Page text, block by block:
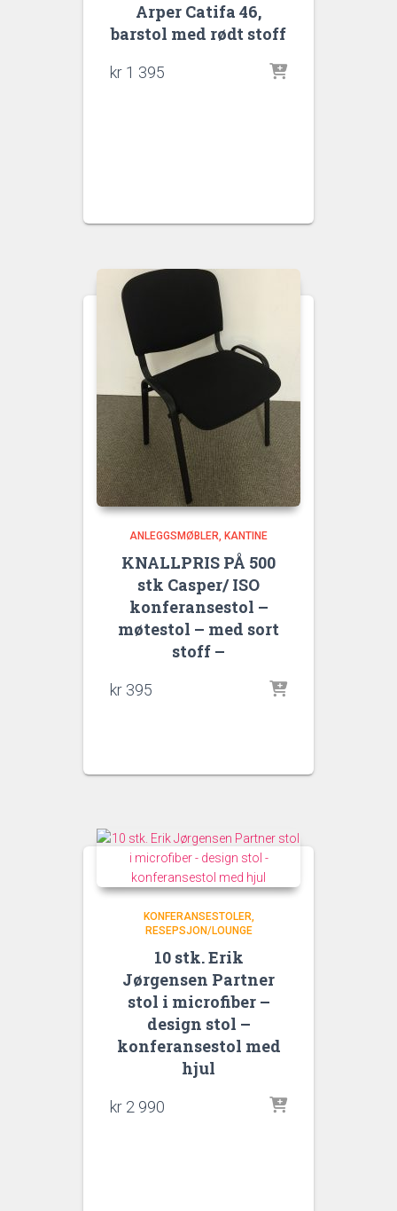
Arper Catifa 46,
barstol med rødt stoff
kr 1 395
ANLEGGSMØBLER KANTINE
KNALLPRIS PÅ 500
stk Casper/ ISO
konferansestol –
møtestol – med sort
stoff –
kr 395
KONFERANSESTOLER
RESEPSJON/LOUNGE
10 stk. Erik
Jørgensen Partner
stol i microfiber –
design stol –
konferansestol med
hjul
kr 2 990